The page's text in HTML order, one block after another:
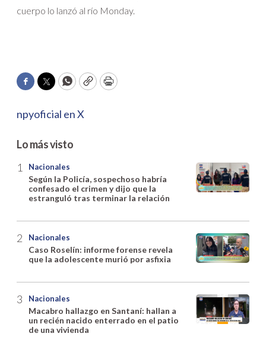
cuerpo lo lanzó al río Monday.
Facebook
TwitterWhatsApp
CopyPrint
npyoficial en X
Lo más visto
Nacionales
Según la Policía, sospechoso habría
confesado el crimen y dijo que la
estranguló tras terminar la relación
Nacionales
Caso Roselín: informe forense revela
que la adolescente murió por asfixia
Nacionales
Macabro hallazgo en Santaní: hallan a
un recién nacido enterrado en el patio
de una vivienda